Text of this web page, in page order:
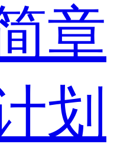
章
划